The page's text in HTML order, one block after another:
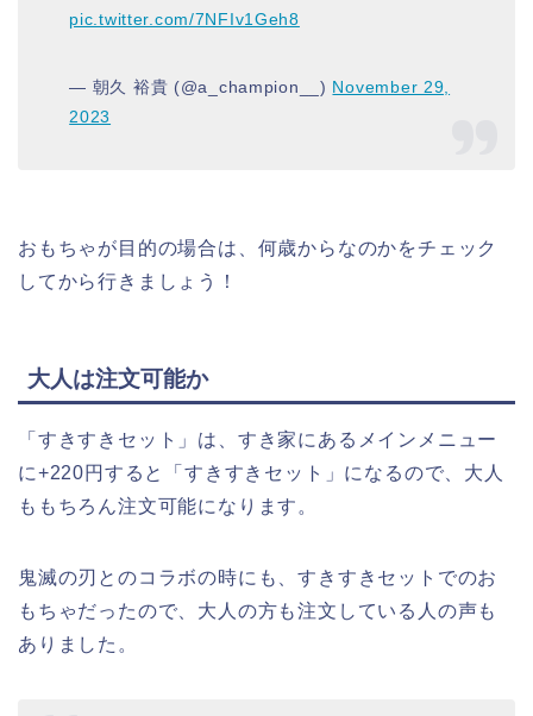
pic.twitter.com/7NFIv1Geh8
— 朝久 裕貴 (@a_champion__) November 29,
2023
おもちゃが目的の場合は、何歳からなのかをチェック
してから行きましょう！
大人は注文可能か
「すきすきセット」は、すき家にあるメインメニュー
に+220円すると「すきすきセット」になるので、大人
ももちろん注文可能になります。
鬼滅の刃とのコラボの時にも、すきすきセットでのお
もちゃだったので、大人の方も注文している人の声も
ありました。